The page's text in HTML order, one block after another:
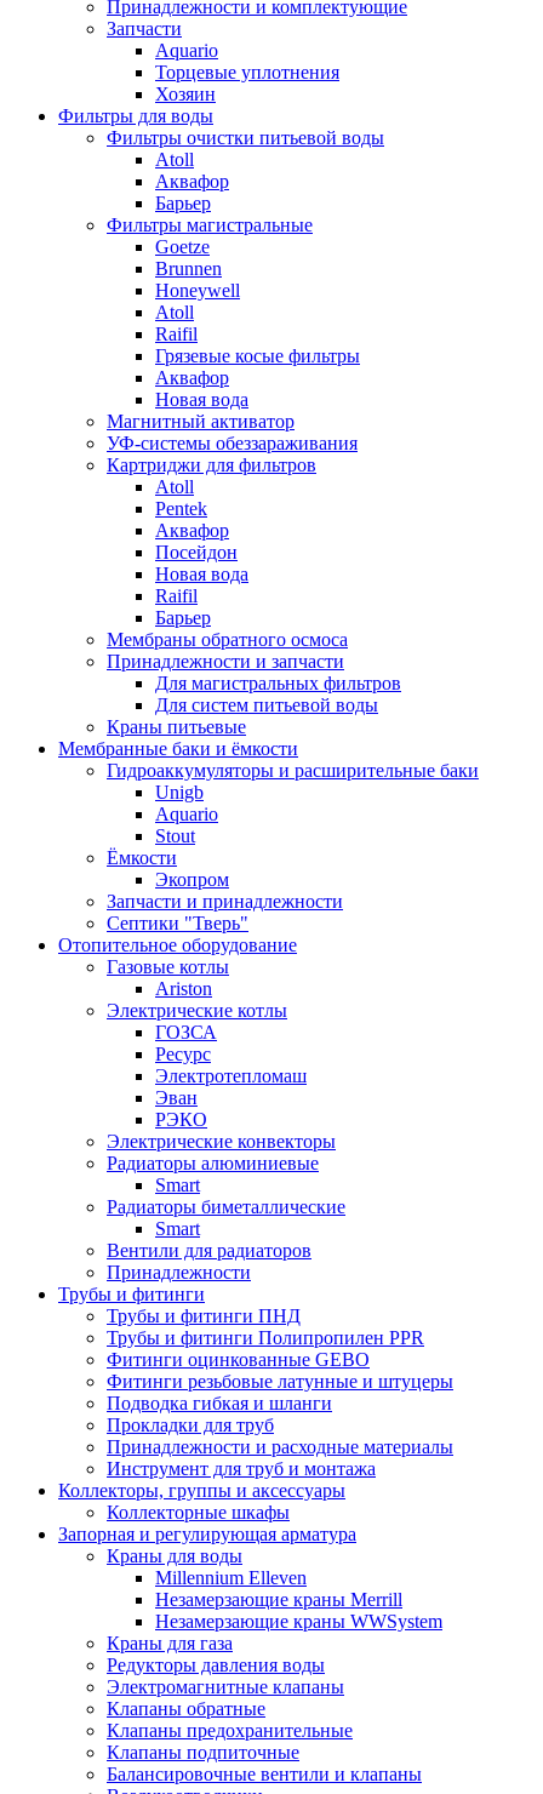
Принадлежности и комплектующие
Запчасти
Aquario
Торцевые уплотнения
Хозяин
Фильтры для воды
Фильтры очистки питьевой воды
Atoll
Аквафор
Барьер
Фильтры магистральные
Goetze
Brunnen
Honeywell
Atoll
Raifil
Грязевые косые фильтры
Аквафор
Новая вода
Магнитный активатор
УФ-системы обеззараживания
Картриджи для фильтров
Atoll
Pentek
Аквафор
Посейдон
Новая вода
Raifil
Барьер
Мембраны обратного осмоса
Принадлежности и запчасти
Для магистральных фильтров
Для систем питьевой воды
Краны питьевые
Мембранные баки и ёмкости
Гидроаккумуляторы и расширительные баки
Unigb
Aquario
Stout
Ёмкости
Экопром
Запчасти и принадлежности
Септики "Тверь"
Отопительное оборудование
Газовые котлы
Ariston
Электрические котлы
ГОЗСА
Ресурс
Электротепломаш
Эван
РЭКО
Электрические конвекторы
Радиаторы алюминиевые
Smart
Радиаторы биметаллические
Smart
Вентили для радиаторов
Принадлежности
Трубы и фитинги
Трубы и фитинги ПНД
Трубы и фитинги Полипропилен PPR
Фитинги оцинкованные GEBO
Фитинги резьбовые латунные и штуцеры
Подводка гибкая и шланги
Прокладки для труб
Принадлежности и расходные материалы
Инструмент для труб и монтажа
Коллекторы, группы и аксессуары
Коллекторные шкафы
Запорная и регулирующая арматура
Краны для воды
Millennium Elleven
Незамерзающие краны Merrill
Незамерзающие краны WWSystem
Краны для газа
Редукторы давления воды
Электромагнитные клапаны
Клапаны обратные
Клапаны предохранительные
Клапаны подпиточные
Балансировочные вентили и клапаны